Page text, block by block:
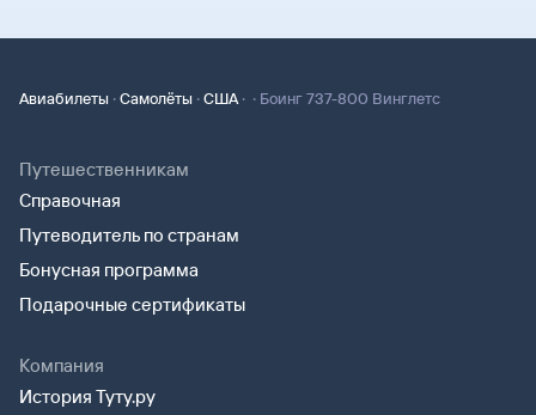
Авиабилеты ·Самолёты ·США· · Боинг 737-800 Винглетс
Путешественникам
Справочная
Путеводитель по странам
Бонусная программа
Подарочные сертификаты
Компания
История Туту.ру